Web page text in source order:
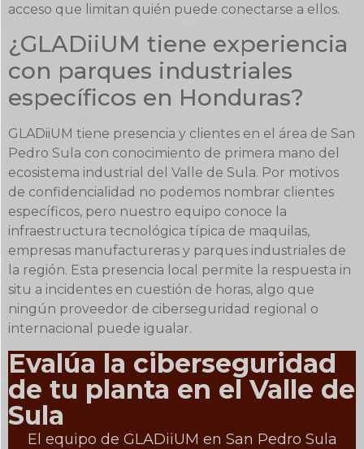
acceso que limitan quién puede conectarse a ellos.
¿GLADiiUM tiene experiencia
con parques industriales
específicos en Honduras?
GLADiiUM tiene presencia y clientes en el área de San
Pedro Sula con conocimiento de primera mano del
ecosistema industrial del Valle de Sula. Por motivos
de confidencialidad no podemos nombrar clientes
específicos, pero nuestro equipo conoce la
infraestructura tecnológica típica de maquilas,
empresas manufactureras y parques industriales de
la región. Esta presencia local permite la respuesta in
situ a incidentes en cuestión de horas, algo que
ningún proveedor de ciberseguridad regional o
internacional puede igualar.
Evalúa la ciberseguridad
de tu planta en el Valle de
Sula
El equipo de GLADiiUM en San Pedro Sula